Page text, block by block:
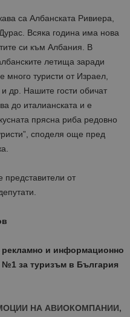
са Албанската Ривиера,
Всяка година има нова
си към Албания. В
летища заради
много туристи от Израел,
др. Нашите гости обичат
до италианската и е
прясна риба редовно
споделя още пред
от
рекламно и информационно
№1 за туризъм в България
НА АВИОКОМПАНИИ,